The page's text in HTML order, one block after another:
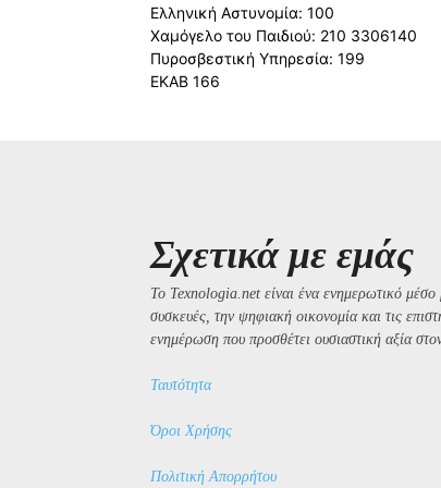
Ελληνική Αστυνομία: 100
Χαμόγελο του Παιδιού: 210 3306140
Πυροσβεστική Υπηρεσία: 199
ΕΚΑΒ 166
Σχετικά με εμάς
Το Texnologia.net είναι ένα ενημερωτικό μέσο
συσκευές, την ψηφιακή οικονομία και τις
ενημέρωση που προσθέτει ουσιαστική αξία
Ταυτότητα
Όροι Χρήσης
Πολιτική Απορρήτου